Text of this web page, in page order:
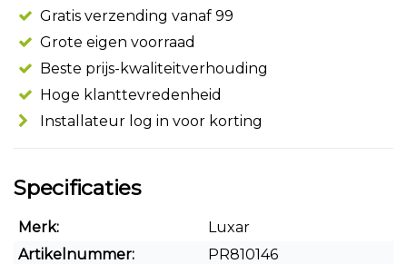
Gratis verzending vanaf 99
Grote eigen voorraad
Beste prijs-kwaliteitverhouding
Hoge klanttevredenheid
Installateur log in voor korting
Specificaties
Merk:
Luxar
Artikelnummer:
PR810146